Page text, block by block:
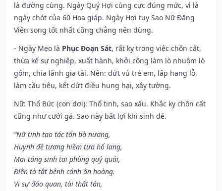
là đường cùng. Ngày Quý Hợi cùng cực đúng mức, vì là
ngày chót của 60 Hoa giáp. Ngày Hợi tuy Sao Nữ Đăng
Viên song tốt nhất cũng chẳng nên dùng.
- Ngày Mẹo là Phục Đoạn Sát, rất kỵ trong việc chôn cất,
thừa kế sự nghiệp, xuất hành, khởi công làm lò nhuộm lò
gốm, chia lãnh gia tài. Nên: dứt vú trẻ em, lấp hang lỗ,
làm cầu tiêu, kết dứt điều hung hại, xây tường.
Nữ: Thổ Bức (con dơi): Thổ tinh, sao xấu. Khắc kỵ chôn cất
cũng như cưới gả. Sao này bất lợi khi sinh đẻ.
“Nữ tinh tạo tác tổn bà nương,
Huynh đệ tương hiềm tựa hổ lang,
Mai táng sinh tai phùng quỷ quái,
Điên tà tật bệnh cánh ôn hoàng.
Vi sự đáo quan, tài thất tán,